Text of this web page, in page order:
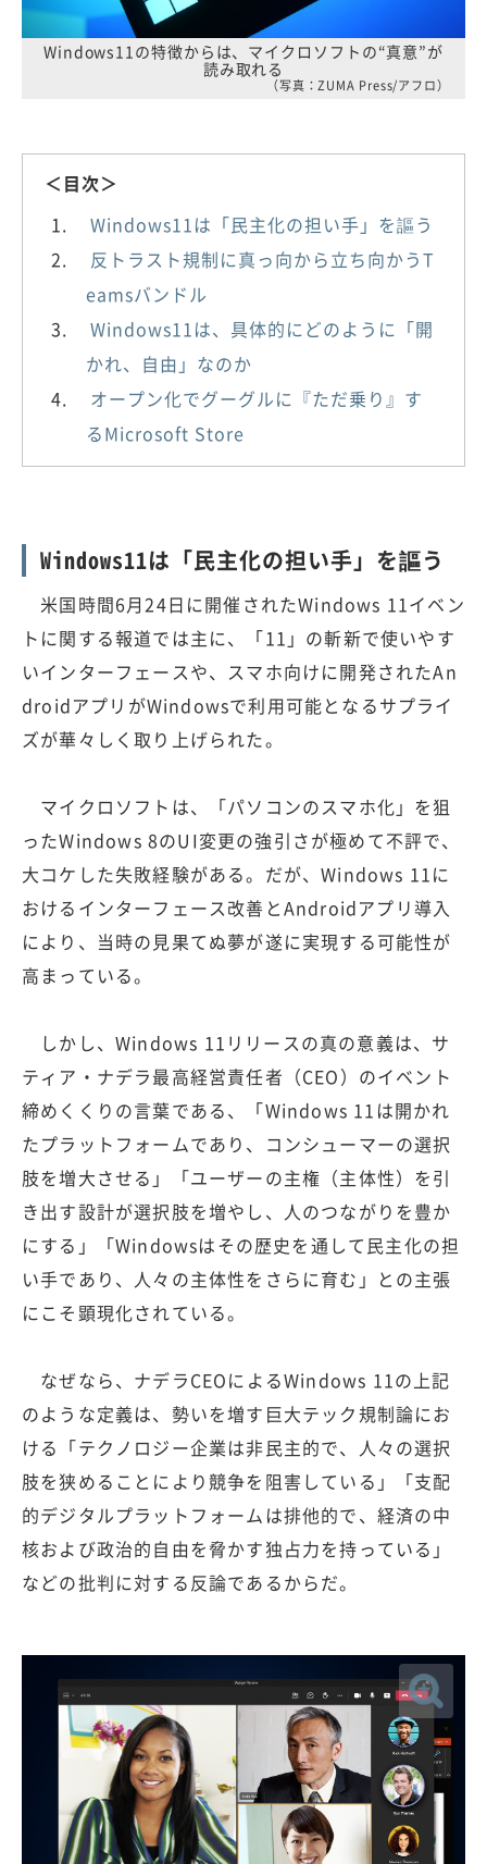
Windows11の特徴からは、マイクロソフトの“真意”が
読み取れる
（写真：ZUMA Press/アフロ）
＜目次＞
Windows11は「民主化の担い手」を謳う
反トラスト規制に真っ向から立ち向かうT
eamsバンドル
Windows11は、具体的にどのように「開
かれ、自由」なのか
オープン化でグーグルに『ただ乗り』す
るMicrosoft Store
Windows11は「民主化の担い手」を謳う
米国時間6月24日に開催されたWindows 11イベン
トに関する報道では主に、「11」の斬新で使いやす
いインターフェースや、スマホ向けに開発されたAn
droidアプリがWindowsで利用可能となるサプライ
ズが華々しく取り上げられた。
マイクロソフトは、「パソコンのスマホ化」を狙
ったWindows 8のUI変更の強引さが極めて不評で、
大コケした失敗経験がある。だが、Windows 11に
おけるインターフェース改善とAndroidアプリ導入
により、当時の見果てぬ夢が遂に実現する可能性が
高まっている。
しかし、Windows 11リリースの真の意義は、サ
ティア・ナデラ最高経営責任者（CEO）のイベント
締めくくりの言葉である、「Windows 11は開かれ
たプラットフォームであり、コンシューマーの選択
肢を増大させる」「ユーザーの主権（主体性）を引
き出す設計が選択肢を増やし、人のつながりを豊か
にする」「Windowsはその歴史を通して民主化の担
い手であり、人々の主体性をさらに育む」との主張
にこそ顕現化されている。
なぜなら、ナデラCEOによるWindows 11の上記
のような定義は、勢いを増す巨大テック規制論にお
ける「テクノロジー企業は非民主的で、人々の選択
肢を狭めることにより競争を阻害している」「支配
的デジタルプラットフォームは排他的で、経済の中
核および政治的自由を脅かす独占力を持っている」
などの批判に対する反論であるからだ。